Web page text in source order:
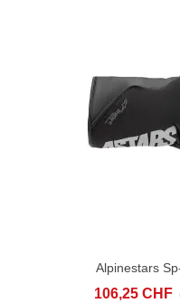
Alpinestars
106,25 CHF